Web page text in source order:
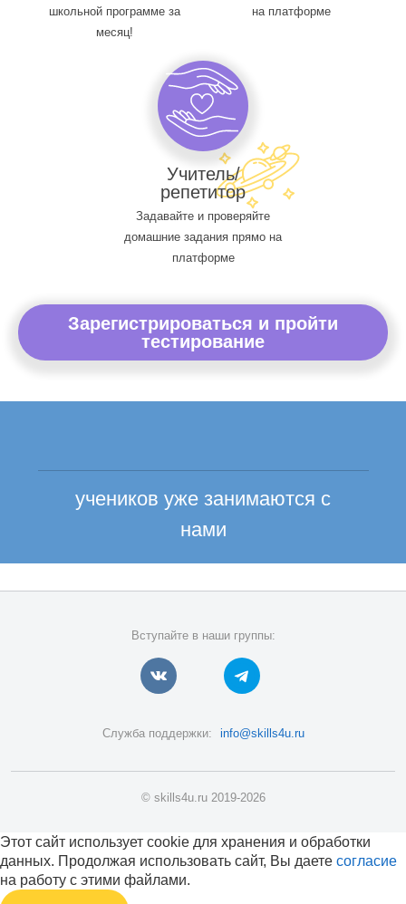
школьной программе за
месяц!
на платформе
Учитель/
репетитор
Задавайте и проверяйте
домашние задания прямо на
платформе
Зарегистрироваться и пройти
тестирование
учеников уже занимаются с
нами
Вступайте в наши группы:
Служба поддержки: info@skills4u.ru
© skills4u.ru 2019-2026
Этот сайт использует cookie для хранения и обработки
данных. Продолжая использовать сайт, Вы даете согласие
на работу с этими файлами.